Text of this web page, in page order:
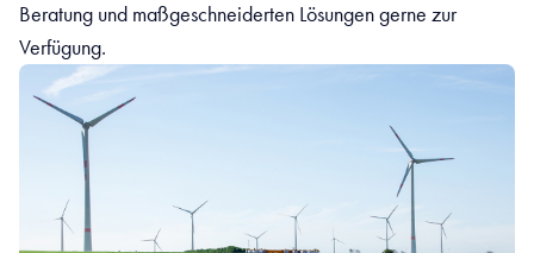
Beratung und maßgeschneiderten Lösungen gerne zur
Verfügung.